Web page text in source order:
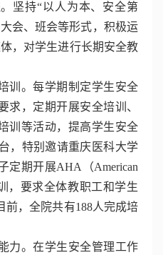
坚持“以人为本、安全第
会、班会等形式，积极运
，对学生进行长期安全教
训。每学期制定学生安全
求，定期开展安全培训、
训等活动，提高学生安全
，特别邀请重庆医科大学
定期开展AHA（American
，要求全体教职工和学生
前，全院共有188人完成培
力。在学生安全管理工作